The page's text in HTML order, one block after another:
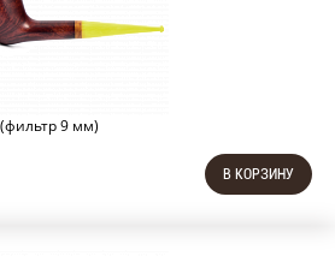
(фильтр 9 мм)
В КОРЗИНУ